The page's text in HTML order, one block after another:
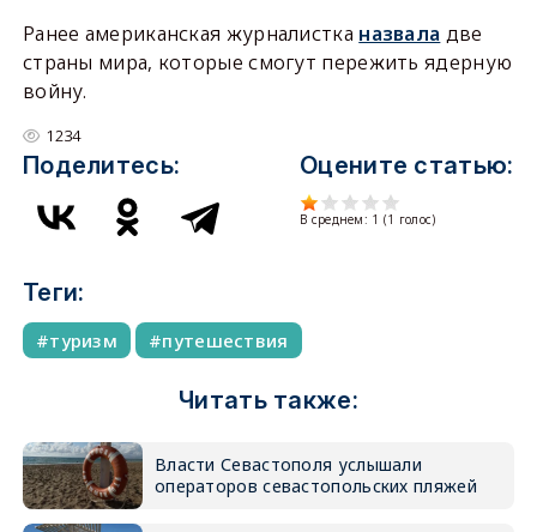
Ранее американская журналистка назвала две
страны мира, которые смогут пережить ядерную
войну.
1234
Поделитесь: Оцените статью:
В среднем: 1 (1 голос)
Теги:
туризм путешествия
Читать также:
Власти Севастополя услышали
операторов севастопольских пляжей